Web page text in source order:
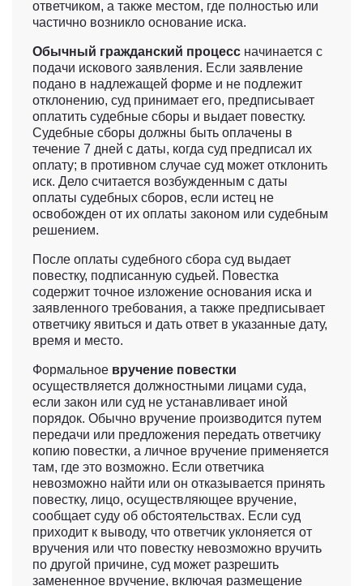
ответчиком, а также местом, где полностью или
частично возникло основание иска.
Обычный гражданский процесс начинается с
подачи искового заявления. Если заявление
подано в надлежащей форме и не подлежит
отклонению, суд принимает его, предписывает
оплатить судебные сборы и выдает повестку.
Судебные сборы должны быть оплачены в
течение 7 дней с даты, когда суд предписал их
оплату; в противном случае суд может отклонить
иск. Дело считается возбужденным с даты
оплаты судебных сборов, если истец не
освобожден от их оплаты законом или судебным
решением.
После оплаты судебного сбора суд выдает
повестку, подписанную судьей. Повестка
содержит точное изложение основания иска и
заявленного требования, а также предписывает
ответчику явиться и дать ответ в указанные дату,
время и место.
Формальное вручение повестки
осуществляется должностными лицами суда,
если закон или суд не устанавливает иной
порядок. Обычно вручение производится путем
передачи или предложения передать ответчику
копию повестки, а личное вручение применяется
там, где это возможно. Если ответчика
невозможно найти или он отказывается принять
повестку, лицо, осуществляющее вручение,
сообщает суду об обстоятельствах. Если суд
приходит к выводу, что ответчик уклоняется от
вручения или что повестку невозможно вручить
по другой причине, суд может разрешить
замененное вручение, включая размещение